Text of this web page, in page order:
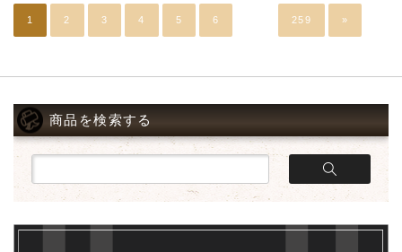
1 2 3 4 5 6 259 »
商品を検索する